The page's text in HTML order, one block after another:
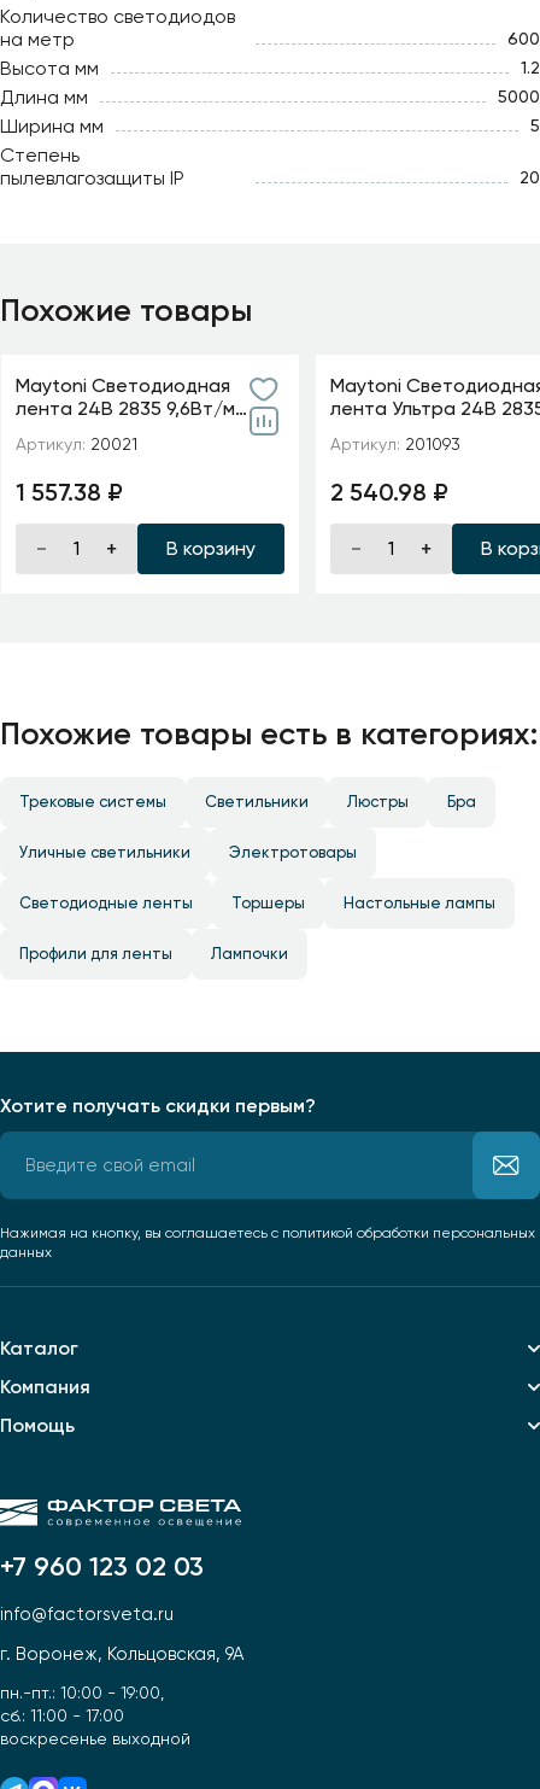
Количество светодиодов
на метр
600
Высота мм 1.2
Длина мм 5000
Ширина мм 5
Степень
пылевлагозащиты IP
20
Похожие товары
Maytoni Светодиодная
лента 24В 2835 9,6Вт/м
Артикул: 20021
1 557.38 ₽
В корзину
Maytoni
лента Ультра 24В
Артикул: 201093
2 540.98 ₽
В
Похожие товары есть в категориях:
Трековые системы Светильники Люстры Бра
Уличные светильники Электротовары
Светодиодные ленты Торшеры Настольные лампы
Профили для ленты Лампочки
+7 960 123 02 03
info@factorsveta.ru
г. Воронеж, Кольцовская, 9А
пн.-пт.: 10:00 - 19:00,
сб.: 11:00 - 17:00
воскресенье выходной
Каталог
Компания
Помощь
Хотите получать скидки первым?
Нажимая на кнопку, вы соглашаетесь с политикой обработки персональных
данных